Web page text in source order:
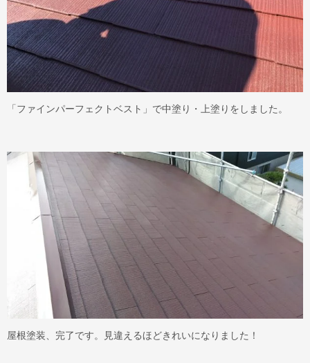
「ファインパーフェクトベスト」で中塗り・上塗りをしました。
屋根塗装、完了です。見違えるほどきれいになりました！